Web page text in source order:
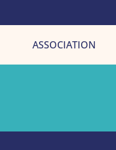
ASSOCIATION